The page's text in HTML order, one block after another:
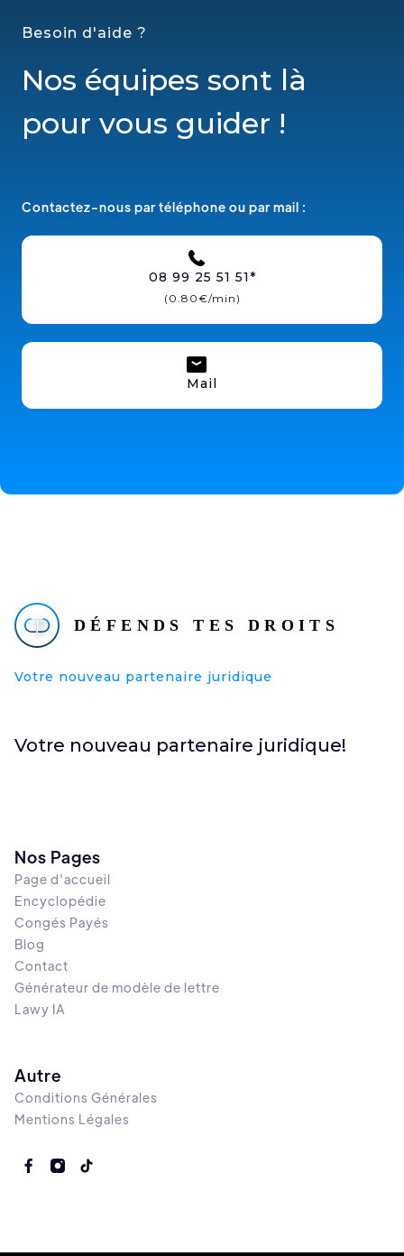
Besoin d'aide ?
Nos équipes sont là
pour vous guider !
Contactez-nous par téléphone ou par mail :
08 99 25 51 51*
(0.80€/min)
Mail
Votre nouveau partenaire juridique
Votre nouveau partenaire juridique!
Nos Pages
Page d'accueil
Encyclopédie
Congés Payés
Blog
Contact
Générateur de modèle de lettre
Lawy IA
Autre
Conditions Générales
Mentions Légales